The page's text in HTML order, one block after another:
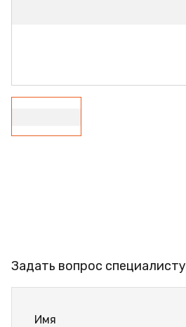
Задать вопрос специалисту
Имя